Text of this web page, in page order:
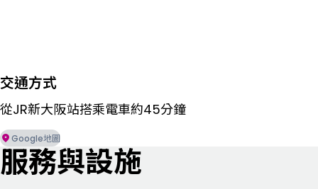
交通方式
從JR新大阪站搭乘電車約45分鐘
Google地圖
服務與設施